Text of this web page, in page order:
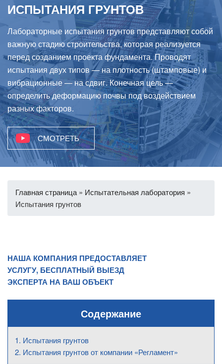
ИСПЫТАНИЯ ГРУНТОВ
Лабораторные испытания грунтов представляют собой
важную стадию строительства, которая реализуется
перед созданием проекта фундамента. Проводят
испытания двух типов — на плотность (штамповые) и
вибрационные — на сдвиг. Конечная цель —
определить деформацию почвы под воздействием
разных факторов.
СМОТРЕТЬ
Главная страница » Испытательная лаборатория »
Испытания грунтов
НАША КОМПАНИЯ ПРЕДОСТАВЛЯЕТ
УСЛУГУ, БЕСПЛАТНЫЙ ВЫЕЗД
ЭКСПЕРТА НА ВАШ ОБЪЕКТ
Содержание
Испытания грунтов
Испытания грунтов от компании «Регламент»